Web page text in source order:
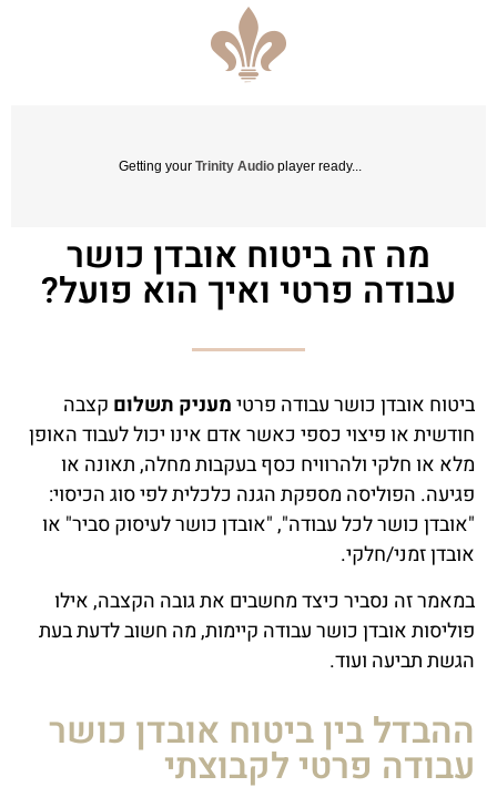
Getting your Trinity Audio player ready...
מה זה ביטוח אובדן כושר
עבודה פרטי ואיך הוא פועל?
ביטוח אובדן כושר עבודה פרטימעניק תשלום קצבה
חודשית או פיצוי כספי כאשר אדם אינו יכול לעבוד האופן
מלא או חלקי ולהרוויח כסף בעקבות מחלה, תאונה או
פגיעה. הפוליסה מספקת הגנה כלכלית לפי סוג הכיסוי:
"אובדן כושר לכל עבודה", "אובדן כושר לעיסוק סביר" או
אובדן זמני/חלקי.
במאמר זה נסביר כיצד מחשבים את גובה הקצבה, אילו
פוליסות אובדן כושר עבודה קיימות, מה חשוב לדעת בעת
הגשת תביעה ועוד.
ההבדל בין ביטוח אובדן כושר
עבודה פרטי לקבוצתי